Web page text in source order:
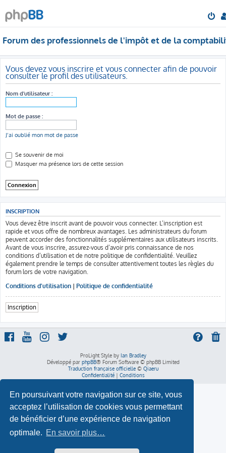
En poursuivant votre navigation sur ce site, vous
acceptez l’utilisation de cookies vous permettant
de bénéficier d’une expérience de navigation
optimale. En savoir plus…
Forum des professionnels de l'impôt et de la
Vous devez vous inscrire et vous connecter afin de pouvoir
consulter le profil des utilisateurs.
Nom d’utilisateur :
Mot de passe :
J’ai oublié mon mot de passe
Se souvenir de moi
Masquer ma présence lors de cette session
INSCRIPTION
Vous devez être inscrit avant de pouvoir vous connecter. L’inscription est
rapide et vous offre de nombreux avantages. Les administrateurs du forum
peuvent accorder des fonctionnalités supplémentaires aux utilisateurs inscrits.
Avant de vous inscrire, assurez-vous d’avoir pris connaissance de nos
conditions d’utilisation et de notre politique de confidentialité. Veuillez
également prendre le temps de consulter attentivement toutes les règles du
forum lors de votre navigation.
Conditions d’utilisation | Politique de confidentialité
Inscription
ProLight Style by Ian Bradley
Développé par phpBB® Forum Software © phpBB Limited
Traduction française officielle© Qiaeru
Confidentialité| Conditions